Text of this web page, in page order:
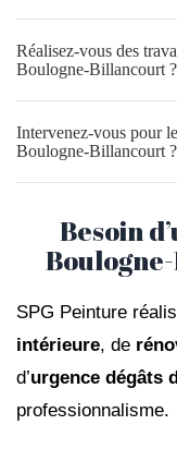
Réalisez-vous des
Boulogne-Billancourt ?
Intervenez-vous pour
Boulogne-Billancourt ?
Besoin
SPG Peinture
intérieure, de
d’urgence dégâts
professionnalisme.